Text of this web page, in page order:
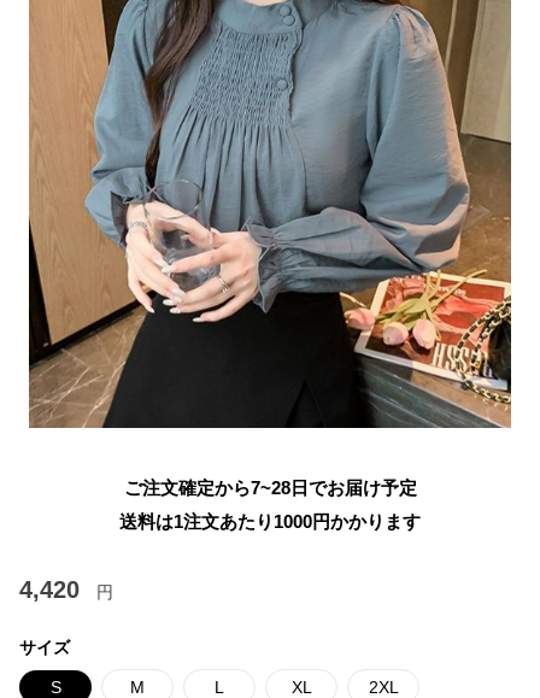
ご注文確定から7~28日でお届け予定
送料は1注文あたり 1000円かかります
4,420 円
サイズ
S M L XL 2XL